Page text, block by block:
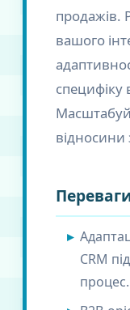
продажів.
вашого
специфіку
відносини
CRM
процес.